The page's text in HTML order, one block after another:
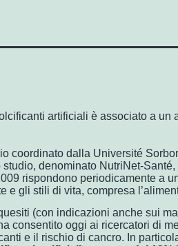
artificiali è associato a
coordinato dalla Université
studio, denominato NutriNet-
rispondono periodicamente a
e gli stili di vita, compresa
(con indicazioni anche sui
consentito oggi ai ricercatori di
e il rischio di cancro. In